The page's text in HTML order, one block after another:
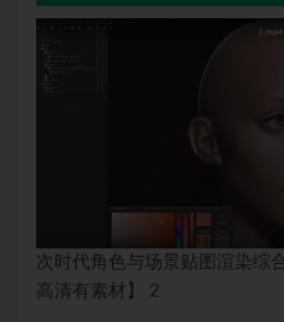
次时代角色与场景贴图渲染综
高清有素材】 2